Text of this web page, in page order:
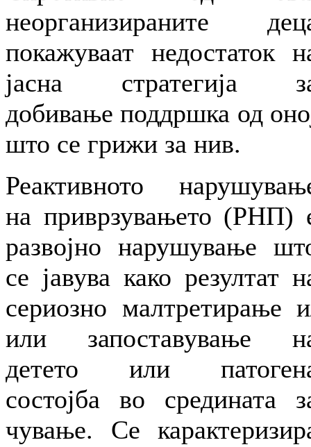
неорганизираните
покажуваат недостаток
јасна стратегија
добивање поддршка од
што се грижи за нив.
Реактивното
на приврзувањето (РНП)
развојно нарушување
се јавува како резултат
сериозно малтретирање
или запоставување
детето или
состојба во средината
чување. Се